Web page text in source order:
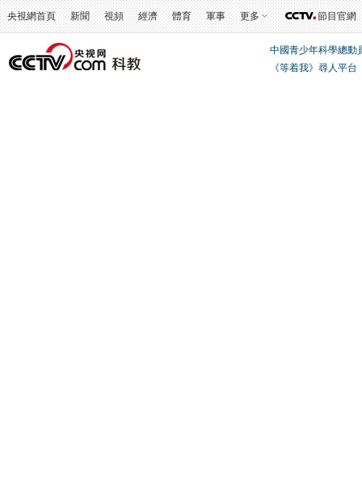
央視網首頁 新聞 視頻 經濟 體育 軍事 更多 節目官網
中國青少年科學總動
《等着我》尋人平台